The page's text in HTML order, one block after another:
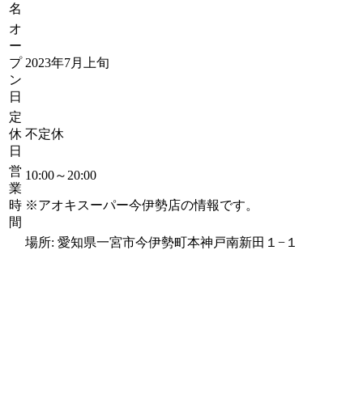
名
オ
ー
プ
ン
日
2023年7月上旬
定
休
日
不定休
営
業
時
間
10:00～20:00
※アオキスーパー今伊勢店の情報です。
場所: 愛知県一宮市今伊勢町本神戸南新田１−１